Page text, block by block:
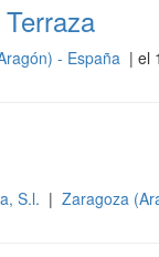
- España | el
S.l. | Zaragoza